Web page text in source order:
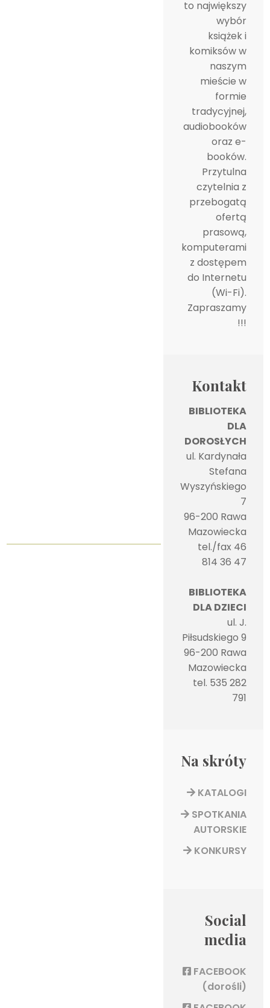
to największy
wybór
książek i
komiksów w
naszym
mieście w
formie
tradycyjnej,
audiobooków
oraz e-
booków.
Przytulna
czytelnia z
przebogatą
ofertą
prasową,
komputerami
z dostępem
do Internetu
(Wi-Fi).
Zapraszamy
!!!
Kontakt
BIBLIOTEKA
DLA
DOROSŁYCH
ul. Kardynała
Stefana
Wyszyńskiego
7
96-200 Rawa
Mazowiecka
tel./fax 46
814 36 47
BIBLIOTEKA
DLA DZIECI
ul. J.
Piłsudskiego 9
96-200 Rawa
Mazowiecka
tel. 535 282
791
Na skróty
KATALOGI
SPOTKANIA
AUTORSKIE
KONKURSY
Social
media
FACEBOOK
(dorośli)